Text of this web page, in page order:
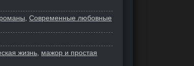
Современные любовные
жизнь мажор и простая